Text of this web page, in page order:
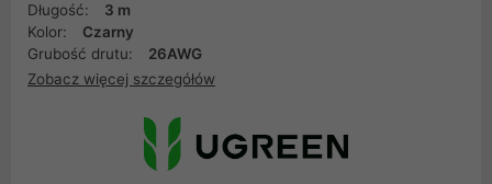
Długość:
3 m
Kolor:
Czarny
Grubość drutu:
26AWG
Zobacz więcej szczegółów